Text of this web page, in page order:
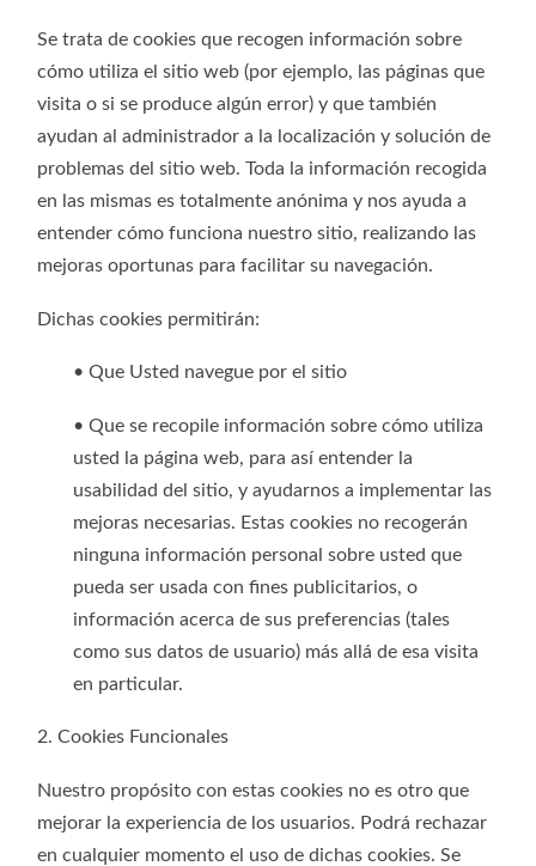
Se trata de cookies que recogen información sobre
cómo utiliza el sitio web (por ejemplo, las páginas que
visita o si se produce algún error) y que también
ayudan al administrador a la localización y solución de
problemas del sitio web. Toda la información recogida
en las mismas es totalmente anónima y nos ayuda a
entender cómo funciona nuestro sitio, realizando las
mejoras oportunas para facilitar su navegación.
Dichas cookies permitirán:
• Que Usted navegue por el sitio
• Que se recopile información sobre cómo utiliza
usted la página web, para así entender la
usabilidad del sitio, y ayudarnos a implementar las
mejoras necesarias. Estas cookies no recogerán
ninguna información personal sobre usted que
pueda ser usada con fines publicitarios, o
información acerca de sus preferencias (tales
como sus datos de usuario) más allá de esa visita
en particular.
2. Cookies Funcionales
Nuestro propósito con estas cookies no es otro que
mejorar la experiencia de los usuarios. Podrá rechazar
en cualquier momento el uso de dichas cookies. Se